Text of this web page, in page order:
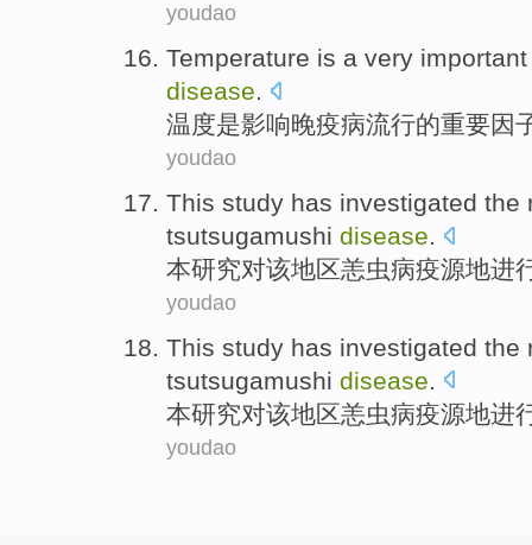
youdao
Temperature is a very important
disease.
温度是影响晚疫病流行的重要因
youdao
This study has investigated the
tsutsugamushi disease.
本研究对该地区恙虫病疫源地进
youdao
This study has investigated the
tsutsugamushi disease
本研究对该地区恙虫病疫源地进
youdao